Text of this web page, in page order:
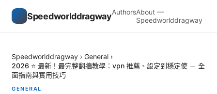
SpeedworlddragwayAuthorsAbout —
Speedworlddragway
Speedworlddragway › General ›
2026 ⭐ 最新！最完整翻牆教學：vpn 推薦、設定到穩定使 － 全
面指南與實用技巧
GENERAL